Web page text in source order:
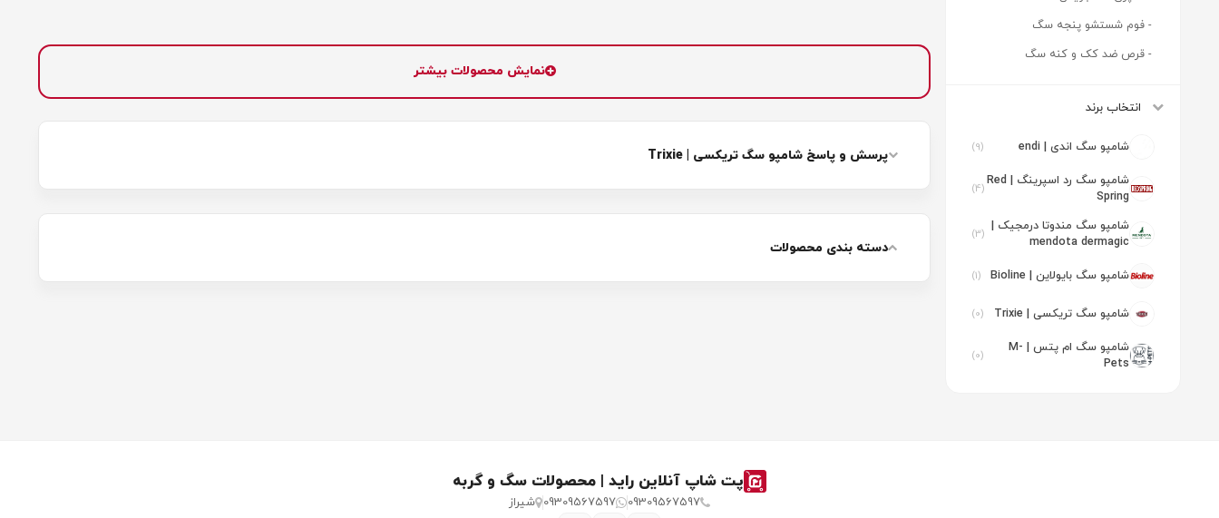
- فوم شستشو پنجه سگ
- قرص ضد کک و کنه سگ
انتخاب برند
شامپو سگ اندی | endi (9)
شامپو سگ رد اسپرینگ | Red
Spring
(4)
شامپو سگ مندوتا درمجیک |
mendota dermagic
(3)
شامپو سگ بایولاین | Bioline (1)
شامپو سگ تریکسی | Trixie (0)
شامپو سگ ام پتس | M-
Pets
(0)
نمایش محصولات بیشتر
پرسش و پاسخ شامپو سگ تریکسی | Trixie
دسته بندی محصولات
پت شاپ آنلاین راید | محصولات سگ و گربه
09309567597
09309567597 شیراز